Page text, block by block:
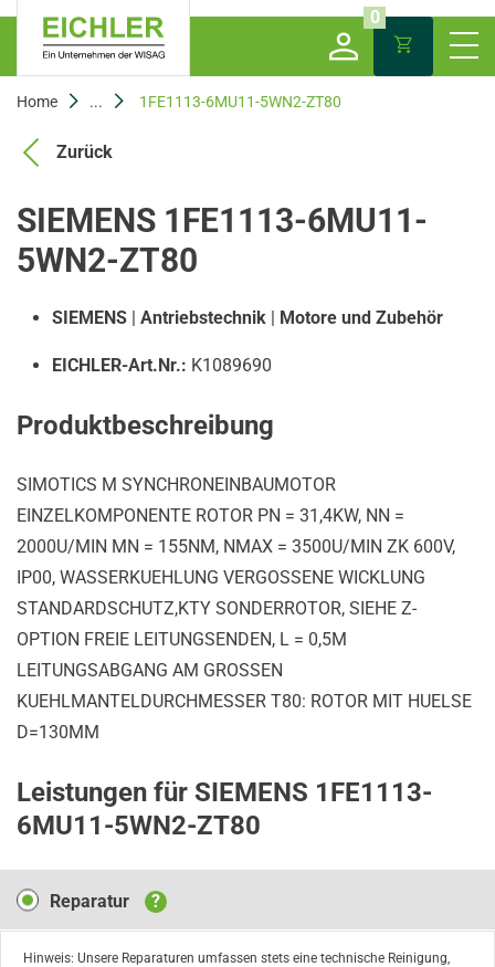
0
Home ... 1FE1113-6MU11-5WN2-ZT80
Zurück
SIEMENS 1FE1113-6MU11-
5WN2-ZT80
SIEMENS | Antriebstechnik | Motore und Zubehör
EICHLER-Art.Nr.: K1089690
Produktbeschreibung
SIMOTICS M SYNCHRONEINBAUMOTOR
EINZELKOMPONENTE ROTOR PN = 31,4KW, NN =
2000U/MIN MN = 155NM, NMAX = 3500U/MIN ZK 600V,
IP00, WASSERKUEHLUNG VERGOSSENE WICKLUNG
STANDARDSCHUTZ,KTY SONDERROTOR, SIEHE Z-
OPTION FREIE LEITUNGSENDEN, L = 0,5M
LEITUNGSABGANG AM GROSSEN
KUEHLMANTELDURCHMESSER T80: ROTOR MIT HUELSE
D=130MM
Leistungen für SIEMENS 1FE1113-
6MU11-5WN2-ZT80
Reparatur
Reparatur ?
Hinweis: Unsere Reparaturen umfassen stets eine technische Reinigung,